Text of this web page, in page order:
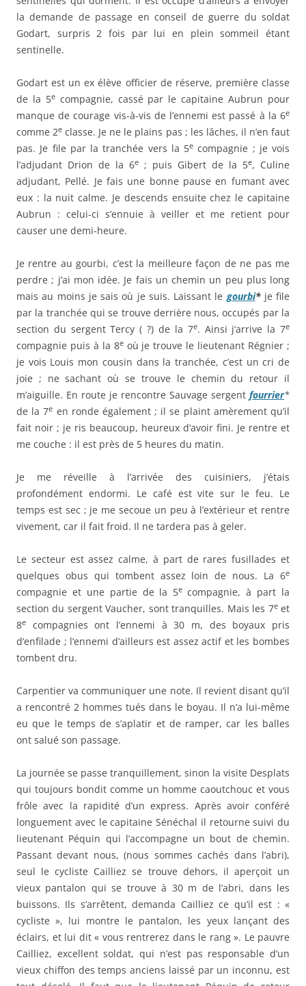
la demande de passage en conseil de guerre du soldat
Godart, surpris 2 fois par lui en plein sommeil étant
sentinelle.
Godart est un ex élève officier de réserve, première classe
de la 5ecompagnie, cassé par le capitaine Aubrun pour
manque de courage vis-à-vis de l’ennemi est passé à la 6e
comme 2e classe. Je ne le plains pas ; les lâches, il n’en faut
pas. Je file par la tranchée vers la 5e compagnie ; je vois
l’adjudant Drion de la 6e ; puis Gibert de la 5e, Culine
adjudant, Pellé. Je fais une bonne pause en fumant avec
eux : la nuit calme. Je descends ensuite chez le capitaine
Aubrun : celui-ci s’ennuie à veiller et me retient pour
causer une demi-heure.
Je rentre au gourbi, c’est la meilleure façon de ne pas me
perdre ; j’ai mon idée. Je fais un chemin un peu plus long
mais au moins je sais où je suis. Laissant legourbi* je file
par la tranchée qui se trouve derrière nous, occupés par la
section du sergent Tercy ( ?) de la 7e. Ainsi j’arrive la 7e
compagnie puis à la 8eoù je trouve le lieutenant Régnier ;
je vois Louis mon cousin dans la tranchée, c’est un cri de
joie ; ne sachant où se trouve le chemin du retour il
m’aiguille. En route je rencontre Sauvage sergent fourrier*
de la 7e en ronde également ; il se plaint amèrement qu’il
fait noir ; je ris beaucoup, heureux d’avoir fini. Je rentre et
me couche : il est près de 5 heures du matin.
Je me réveille à l’arrivée des cuisiniers, j’étais
profondément endormi. Le café est vite sur le feu. Le
temps est sec ; je me secoue un peu à l’extérieur et rentre
vivement, car il fait froid. Il ne tardera pas à geler.
Le secteur est assez calme, à part de rares fusillades et
quelques obus qui tombent assez loin de nous. La 6e
compagnie et une partie de la 5e compagnie, à part la
section du sergent Vaucher, sont tranquilles. Mais les 7eet
8e
compagnies ont l’ennemi à 30 m, des boyaux pris
d’enfilade ; l’ennemi d’ailleurs est assez actif et les bombes
tombent dru.
Carpentier va communiquer une note. Il revient disant qu’il
a rencontré 2 hommes tués dans le boyau. Il n’a lui-même
eu que le temps de s’aplatir et de ramper, car les balles
ont salué son passage.
La journée se passe tranquillement, sinon la visite Desplats
qui toujours bondit comme un homme caoutchouc et vous
frôle avec la rapidité d’un express. Après avoir conféré
longuement avec le capitaine Sénéchal il retourne suivi du
lieutenant Péquin qui l’accompagne un bout de chemin.
Passant devant nous, (nous sommes cachés dans l’abri),
seul le cycliste Cailliez se trouve dehors, il aperçoit un
vieux pantalon qui se trouve à 30 m de l’abri, dans les
buissons. Ils s’arrêtent, demanda Cailliez ce qu’il est : «
cycliste », lui montre le pantalon, les yeux lançant des
éclairs, et lui dit « vous rentrerez dans le rang ». Le pauvre
Cailliez, excellent soldat, qui n’est pas responsable d’un
vieux chiffon des temps anciens laissé par un inconnu, est